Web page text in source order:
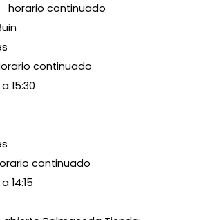
continuado
continuado
15:30
continuado
14:15